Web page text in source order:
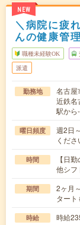
NEW
＼病院に疲
んの健康管
職種未経験OK
派遣
勤務地
名古屋
近鉄名
駅から
曜日頻度
週2日
くださ
時間
【日
他シ
期間
2ヶ月
タート
時給 時給